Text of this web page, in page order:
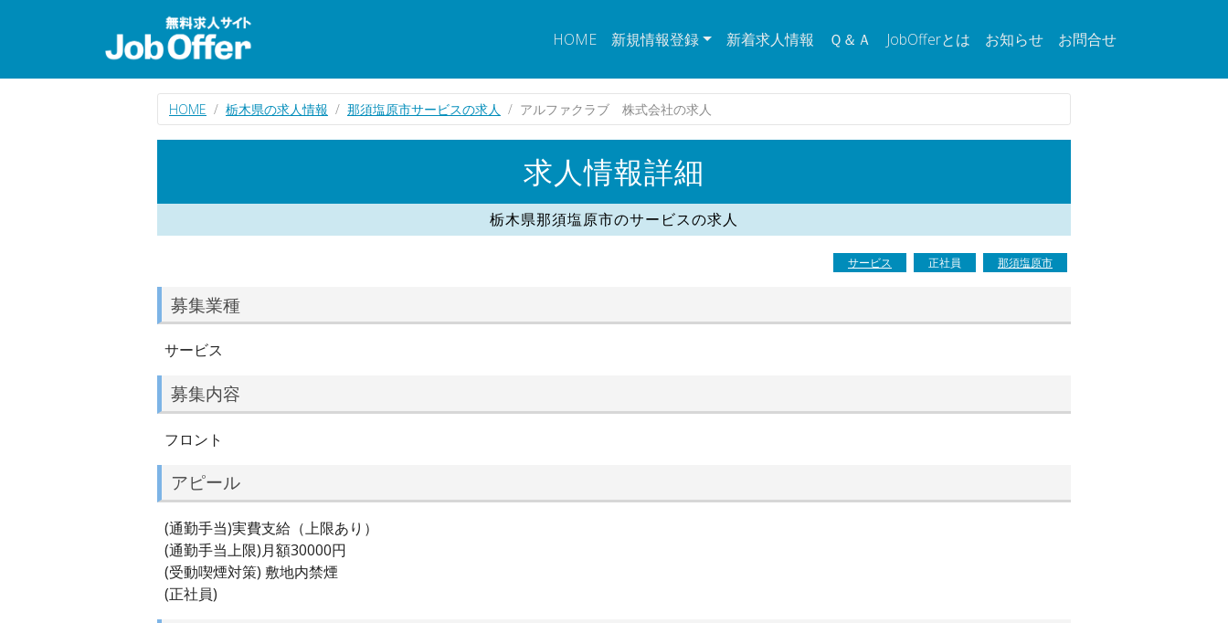
HOME 新規情報登録 新着求人情報 Ｑ＆Ａ JobOfferとは お知らせ お問合せ
HOME 栃木県の求人情報 那須塩原市サービスの求人 アルファクラブ 株式会社の求人
求人情報詳細
栃木県那須塩原市のサービスの求人
サービス 正社員 那須塩原市
募集業種
サービス
募集内容
フロント
アピール
(通勤手当)実費支給（上限あり）
(通勤手当上限)月額30000円
(受動喫煙対策) 敷地内禁煙
(正社員)